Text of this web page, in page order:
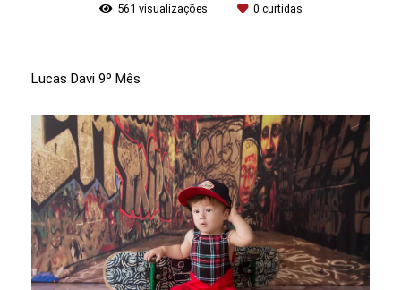
561 visualizações 0 curtidas
Lucas Davi 9º Mês